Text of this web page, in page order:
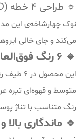
🔹 طراحی ۴ خطه (4D):
نوک چهارشاخه‌ی این
می‌کند و جای خالی
🔹 ۶ رنگ فوق‌العاده برای همه سلیقه‌ها:
این
متوسط و قهوه‌ای تیره
رنگ متناسب با تناژ
🔹 ماندگاری بالا